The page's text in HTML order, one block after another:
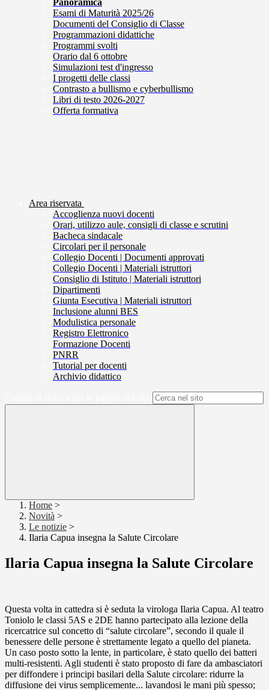
Panoramica
Esami di Maturità 2025/26
Documenti del Consiglio di Classe
Programmazioni didattiche
Programmi svolti
Orario dal 6 ottobre
Simulazioni test d'ingresso
I progetti delle classi
Contrasto a bullismo e cyberbullismo
Libri di testo 2026-2027
Offerta formativa
Area riservata
Accoglienza nuovi docenti
Orari, utilizzo aule, consigli di classe e scrutini
Bacheca sindacale
Circolari per il personale
Collegio Docenti | Documenti approvati
Collegio Docenti | Materiali istruttori
Consiglio di Istituto | Materiali istruttori
Dipartimenti
Giunta Esecutiva | Materiali istruttori
Inclusione alunni BES
Modulistica personale
Registro Elettronico
Formazione Docenti
PNRR
Tutorial per docenti
Archivio didattico
Home >
Novità >
Le notizie >
Ilaria Capua insegna la Salute Circolare
Ilaria Capua insegna la Salute Circolare
Questa volta in cattedra si è seduta la virologa Ilaria Capua. Al teatro
Toniolo le classi 5AS e 2DE hanno partecipato alla lezione della
ricercatrice sul concetto di “salute circolare”, secondo il quale il
benessere delle persone è strettamente legato a quello del pianeta.
Un caso posto sotto la lente, in particolare, è stato quello dei batteri
multi-resistenti. Agli studenti è stato proposto di fare da ambasciatori
per diffondere i principi basilari della Salute circolare: ridurre la
diffusione dei virus semplicemente... lavandosi le mani più spesso;